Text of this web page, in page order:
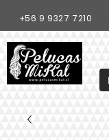
+56 9 9327 7210